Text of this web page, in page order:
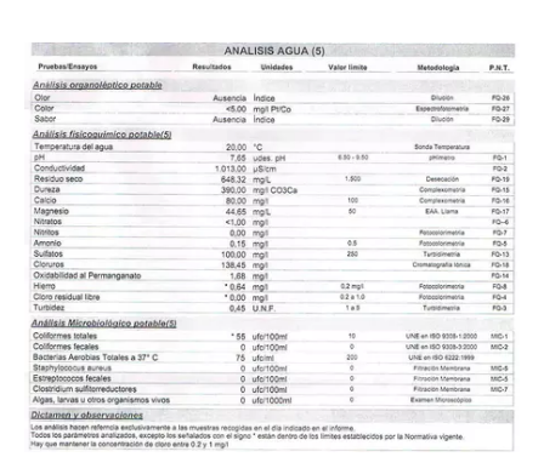
Carte de Noël
Carte Bonne année
Carte Saint-Valentin
Carte Pâques
Carte d'anniversaire
DICTIONNAIRE
Dictionnaire
Biographies
Citations
Expressions
Proverbes
PROGRAMME TV
COPAINS D'AVANT
S'inscrire
Se connecter
Lycées
Collèges
Primaires
Universités
Entreprises
Service militaire
Avis de recherche
AVIS DE DÉCÈS
FORUM
Bricolage
Lifestyle
Culture
Sport
Auto
Television
Voyage
Cinema